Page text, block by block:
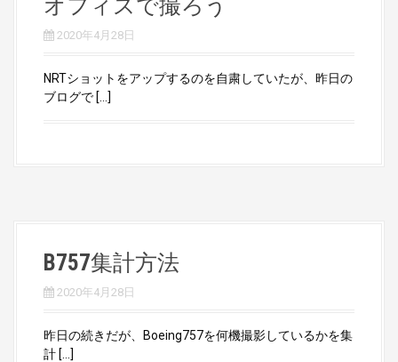
オフィスで撮ろう
2020年4月28日
NRTショットをアップするのを自粛していたが、昨日の
ブログで […]
B757集計方法
2020年4月28日
昨日の続きだが、Boeing757を何機撮影しているかを集
計 […]